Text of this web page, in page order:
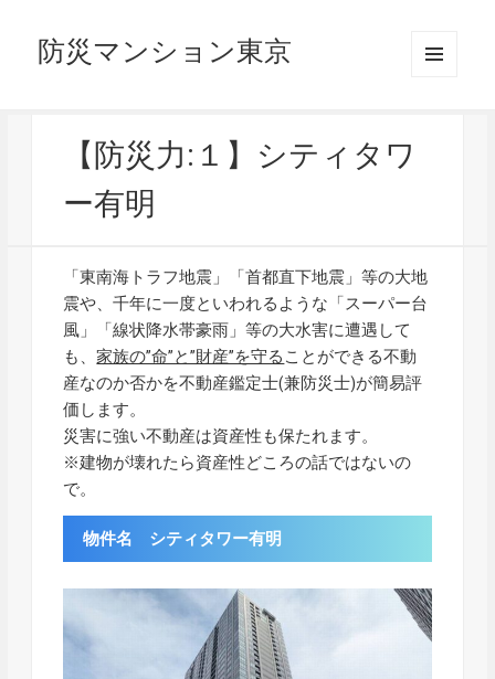
防災マンション東京
【防災力:１】シティタワ
ー有明
「東南海トラフ地震」「首都直下地震」等の大地
震や、千年に一度といわれるような「スーパー台
風」「線状降水帯豪雨」等の大水害に遭遇して
も、家族の”命”と”財産”を守る ことができる不動
産なのか否かを不動産鑑定士(兼防災士)が簡易評
価します。
災害に強い不動産は資産性も保たれます。
※建物が壊れたら資産性どころの話ではないの
で。
物件名 シティタワー有明